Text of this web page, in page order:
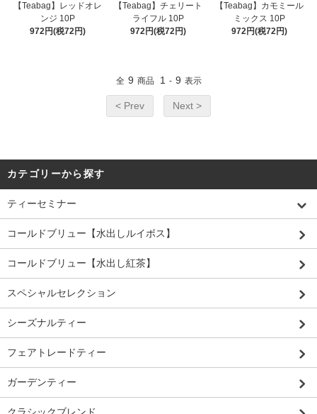
【Teabag】レッドオレ
ンジ 10P
972円(税72円)
【Teabag】チェリート
ライフル 10P
972円(税72円)
【Teabag】カモミール
ミックス 10P
972円(税72円)
全 9 商品 1 - 9 表示
< Prev Next >
カテゴリーから探す
ティーセミナー
コールドブリュー【水出しルイボス】
コールドブリュー【水出し紅茶】
スペシャルセレクション
シーズナルティー
フェアトレードティー
ガーデンティー